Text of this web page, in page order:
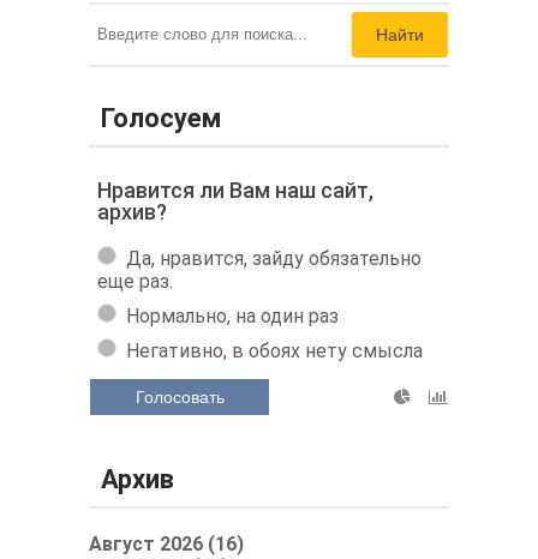
Найти
Голосуем
Нравится ли Вам наш сайт,
архив?
Да, нравится, зайду обязательно
еще раз.
Нормально, на один раз
Негативно, в обоях нету смысла
Голосовать
Архив
Август 2026 (16)